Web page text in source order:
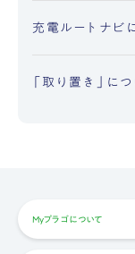
充電ルートナビ
「取り置き」に
Myプラゴについて